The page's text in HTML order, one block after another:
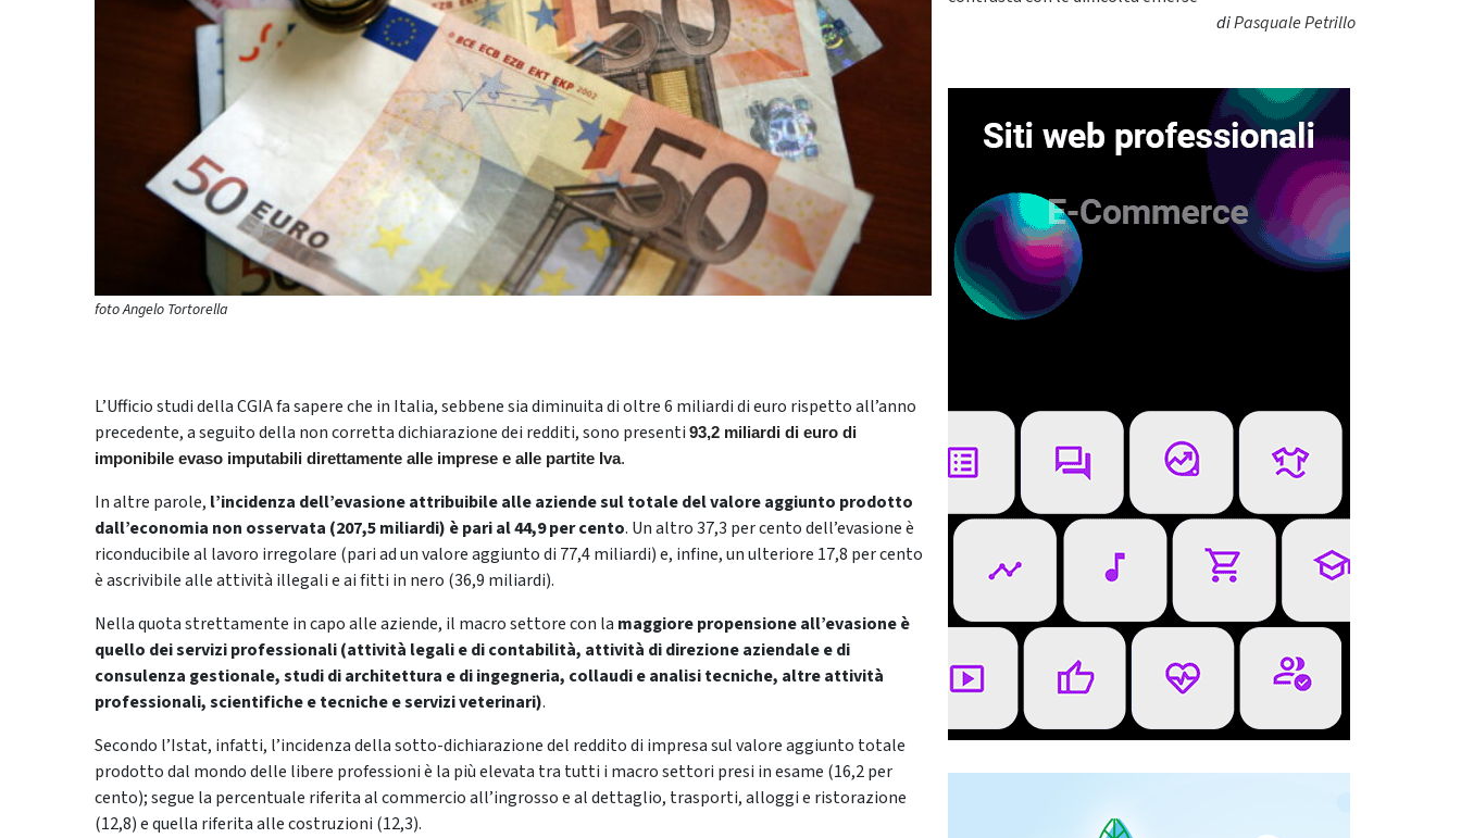
foto Angelo Tortorella
L’Ufficio studi della CGIA fa sapere che in Italia, sebbene sia diminuita di oltre 6 miliardi di euro rispetto all’anno
precedente, a seguito della non corretta dichiarazione dei redditi, sono presenti 93,2 miliardi di euro di
imponibile evaso imputabili direttamente alle imprese e alle partite Iva.
In altre parole, l’incidenza dell’evasione attribuibile alle aziende sul totale del valore aggiunto prodotto
dall’economia non osservata (207,5 miliardi) è pari al 44,9 per cento. Un altro 37,3 per cento dell’evasione è
riconducibile al lavoro irregolare (pari ad un valore aggiunto di 77,4 miliardi) e, infine, un ulteriore 17,8 per cento
è ascrivibile alle attività illegali e ai fitti in nero (36,9 miliardi).
Nella quota strettamente in capo alle aziende, il macro settore con la maggiore propensione all’evasione è
quello dei servizi professionali (attività legali e di contabilità, attività di direzione aziendale e di
consulenza gestionale, studi di architettura e di ingegneria, collaudi e analisi tecniche, altre attività
professionali, scientifiche e tecniche e servizi veterinari).
Secondo l’Istat, infatti, l’incidenza della sotto-dichiarazione del reddito di impresa sul valore aggiunto totale
prodotto dal mondo delle libere professioni è la più elevata tra tutti i macro settori presi in esame (16,2 per
cento); segue la percentuale riferita al commercio all’ingrosso e al dettaglio, trasporti, alloggi e ristorazione
(12,8) e quella riferita alle costruzioni (12,3).
diPasquale Petrillo